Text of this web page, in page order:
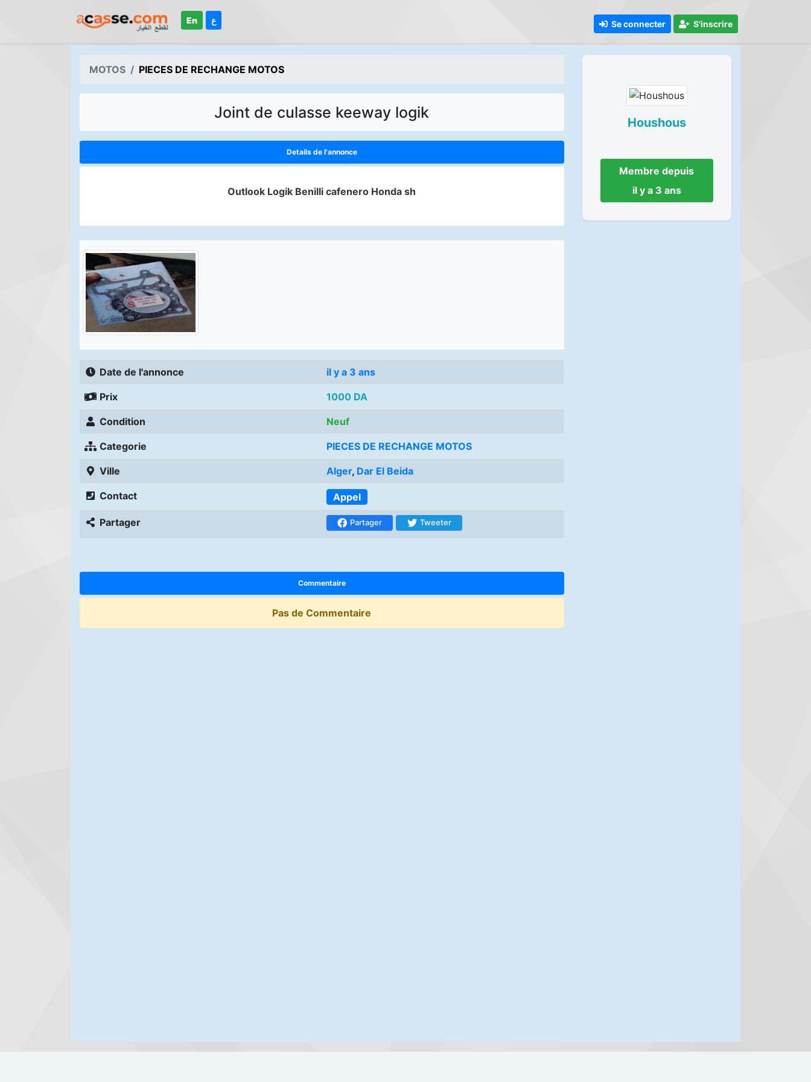
En ع Se connecter S'inscrire
MOTOS PIECES DE RECHANGE MOTOS
Joint de culasse keeway logik
Details de l'annonce
Outlook Logik Benilli cafenero Honda sh
Date de l'annonce il y a 3 ans
Prix 1000 DA
Condition Neuf
Categorie PIECES DE RECHANGE MOTOS
Ville Alger, Dar El Beida
Contact Appel
Partager Partager Tweeter
Commentaire
Pas de Commentaire
Houshous
Membre depuis
il y a 3 ans